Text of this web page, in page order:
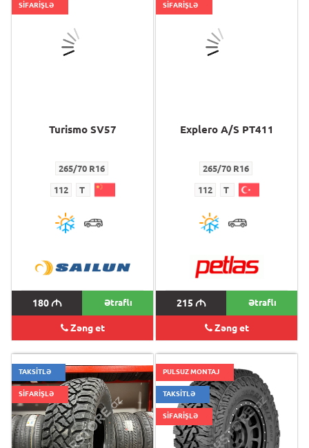
SİFARİŞLƏ
Turismo SV57
265/70 R16
112 T
180M Ətraflı
Zəng et
SİFARİŞLƏ
Explero A/S PT411
265/70 R16
112 T
215 M Ətraflı
Zəng et
TAKSİTLƏ
SİFARİŞLƏ
PULSUZ MONTAJ
TAKSİTLƏ
SİFARİŞLƏ